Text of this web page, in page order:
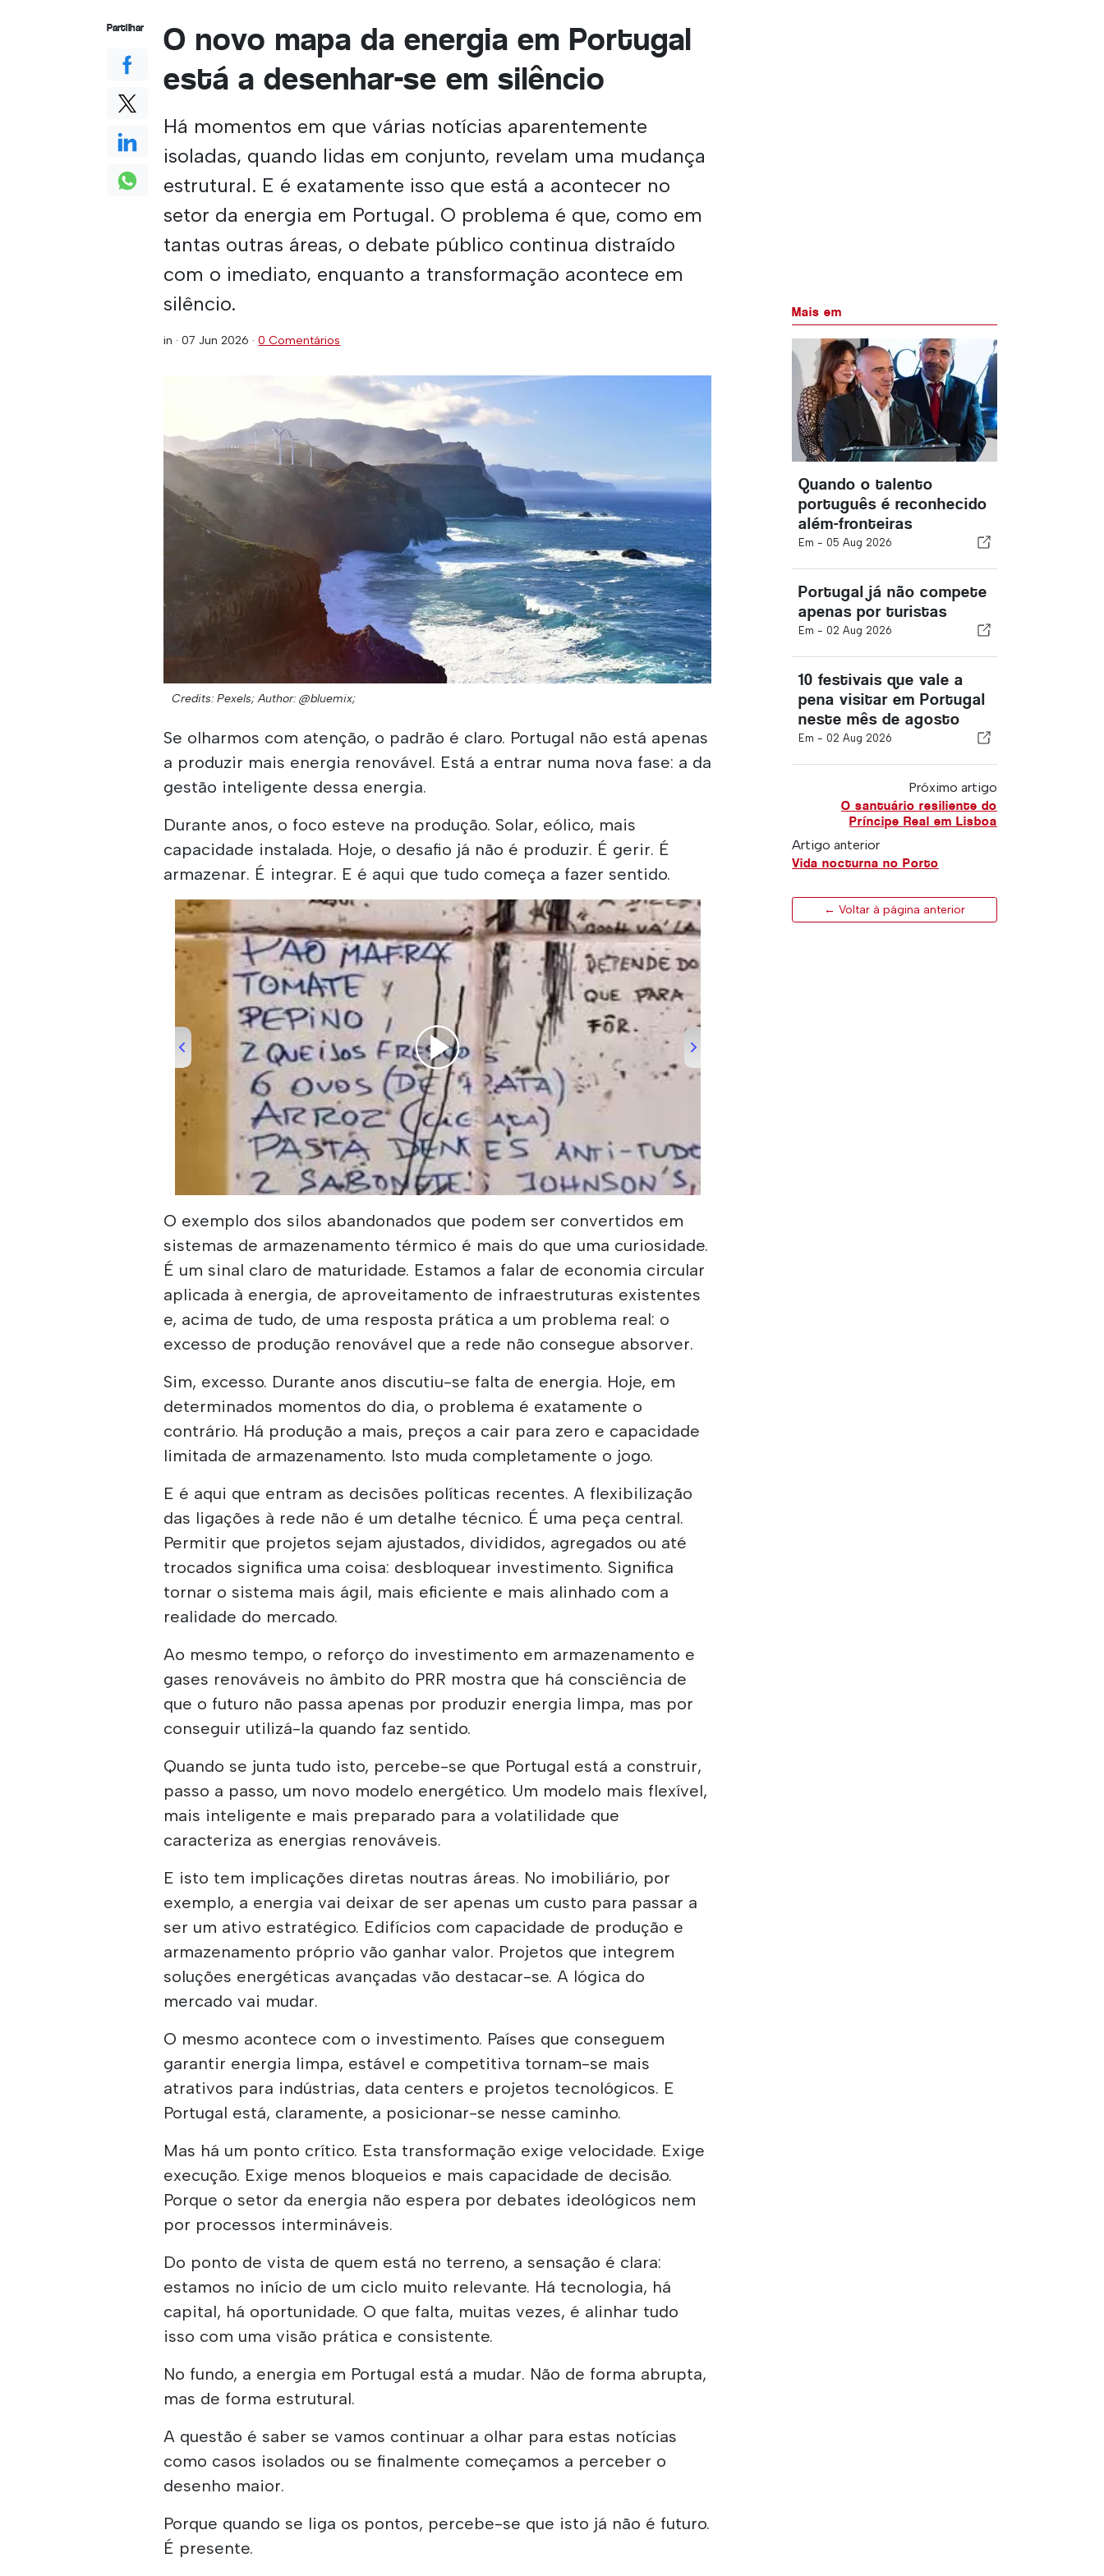
O novo mapa da energia em Portugal
está a desenhar-se em silêncio
Há momentos em que várias notícias aparentemente
isoladas, quando lidas em conjunto, revelam uma mudança
estrutural. E é exatamente isso que está a acontecer no
setor da energia em Portugal. O problema é que, como em
tantas outras áreas, o debate público continua distraído
com o imediato, enquanto a transformação acontece em
silêncio.
in ·07 Jun 2026 ·0 Comentários
Credits: Pexels; Author: @bluemix;
Se olharmos com atenção, o padrão é claro. Portugal não está apenas
a produzir mais energia renovável. Está a entrar numa nova fase: a da
gestão inteligente dessa energia.
Durante anos, o foco esteve na produção. Solar, eólico, mais
capacidade instalada. Hoje, o desafio já não é produzir. É gerir. É
armazenar. É integrar. E é aqui que tudo começa a fazer sentido.
00:00/00:22 Metro Quinta das Conchas in Lisbon
O exemplo dos silos abandonados que podem ser convertidos em
sistemas de armazenamento térmico é mais do que uma curiosidade.
É um sinal claro de maturidade. Estamos a falar de economia circular
aplicada à energia, de aproveitamento de infraestruturas existentes
e, acima de tudo, de uma resposta prática a um problema real: o
excesso de produção renovável que a rede não consegue absorver.
Sim, excesso. Durante anos discutiu-se falta de energia. Hoje, em
determinados momentos do dia, o problema é exatamente o
contrário. Há produção a mais, preços a cair para zero e capacidade
limitada de armazenamento. Isto muda completamente o jogo.
E é aqui que entram as decisões políticas recentes. A flexibilização
das ligações à rede não é um detalhe técnico. É uma peça central.
Permitir que projetos sejam ajustados, divididos, agregados ou até
trocados significa uma coisa: desbloquear investimento. Significa
tornar o sistema mais ágil, mais eficiente e mais alinhado com a
realidade do mercado.
Ao mesmo tempo, o reforço do investimento em armazenamento e
gases renováveis no âmbito do PRR mostra que há consciência de
que o futuro não passa apenas por produzir energia limpa, mas por
conseguir utilizá-la quando faz sentido.
Quando se junta tudo isto, percebe-se que Portugal está a construir,
passo a passo, um novo modelo energético. Um modelo mais flexível,
mais inteligente e mais preparado para a volatilidade que
caracteriza as energias renováveis.
E isto tem implicações diretas noutras áreas. No imobiliário, por
exemplo, a energia vai deixar de ser apenas um custo para passar a
ser um ativo estratégico. Edifícios com capacidade de produção e
armazenamento próprio vão ganhar valor. Projetos que integrem
soluções energéticas avançadas vão destacar-se. A lógica do
mercado vai mudar.
O mesmo acontece com o investimento. Países que conseguem
garantir energia limpa, estável e competitiva tornam-se mais
atrativos para indústrias, data centers e projetos tecnológicos. E
Portugal está, claramente, a posicionar-se nesse caminho.
Mas há um ponto crítico. Esta transformação exige velocidade. Exige
execução. Exige menos bloqueios e mais capacidade de decisão.
Porque o setor da energia não espera por debates ideológicos nem
por processos intermináveis.
Do ponto de vista de quem está no terreno, a sensação é clara:
estamos no início de um ciclo muito relevante. Há tecnologia, há
capital, há oportunidade. O que falta, muitas vezes, é alinhar tudo
isso com uma visão prática e consistente.
No fundo, a energia em Portugal está a mudar. Não de forma abrupta,
mas de forma estrutural.
A questão é saber se vamos continuar a olhar para estas notícias
como casos isolados ou se finalmente começamos a perceber o
desenho maior.
Porque quando se liga os pontos, percebe-se que isto já não é futuro.
É presente.
Partilhar
Mais em
Quando o talento
português é reconhecido
além-fronteiras
Em - 05 Aug 2026
Portugal já não compete
apenas por turistas
Em - 02 Aug 2026
10 festivais que vale a
pena visitar em Portugal
neste mês de agosto
Em - 02 Aug 2026
Próximo artigo
O santuário resiliente do
Príncipe Real em Lisboa
Artigo anterior
Vida nocturna no Porto
← Voltar à página anterior